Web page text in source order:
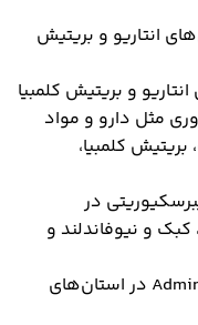
انتاریو و بریتیش
و بریتیش کلمبیا
مثل دارو و مواد
بریتیش کلمبیا،
در
کبک و نیوفاندلند و
معاون اداری Administrative Assistant در استان‌های